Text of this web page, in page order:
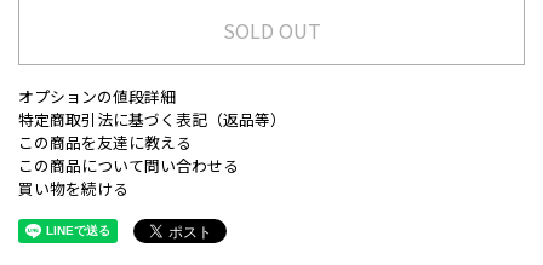
SOLD OUT
オプションの値段詳細
特定商取引法に基づく表記（返品等）
この商品を友達に教える
この商品について問い合わせる
買い物を続ける